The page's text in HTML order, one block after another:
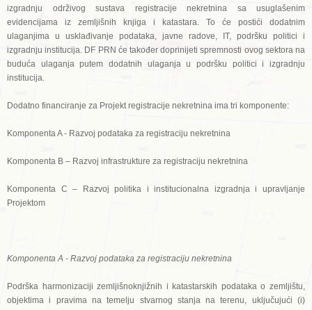
izgradnju održivog sustava registracije nekretnina sa usuglašenim
evidencijama iz zemljišnih knjiga i katastara. To će postići dodatnim
ulaganjima u usklađivanje podataka, javne radove, IT, podršku politici i
izgradnju institucija. DF PRN će također doprinijeti spremnosti ovog sektora na
buduća ulaganja putem dodatnih ulaganja u podršku politici i izgradnju
institucija.
Dodatno financiranje za Projekt registracije nekretnina ima tri komponente:
Komponenta A - Razvoj podataka za registraciju nekretnina
Komponenta B – Razvoj infrastrukture za registraciju nekretnina
Komponenta C – Razvoj politika i institucionalna izgradnja i upravljanje
Projektom
Komponenta A - Razvoj podataka za registraciju nekretnina
Podrška harmonizaciji zemljišnoknjižnih i katastarskih podataka o zemljištu,
objektima i pravima na temelju stvarnog stanja na terenu, uključujući (i)